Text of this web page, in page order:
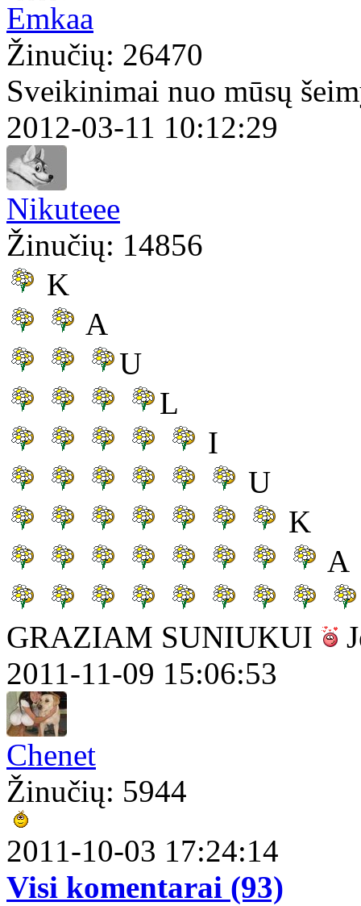
Emkaa
Žinučių: 26470
Sveikinimai nuo mūsų
2012-03-11 10:12:29
Nikuteee
Žinučių: 14856
K
A
U
L
I
U
K
A
GRAZIAM SUNIUKUI
2011-11-09 15:06:53
Chenet
Žinučių: 5944
2011-10-03 17:24:14
Visi komentarai (93)